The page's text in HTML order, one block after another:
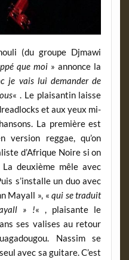
(du groupe Djmawi
que moi» annonce la
je vais lui demander de
« . Le plaisantin laisse
et aux yeux mi-
La première est
version reggae, qu’on
d’Afrique Noire si on
deuxième mêle avec
s’installe un duo avec
Mayall », «qui se traduit
» !« , plaisante le
ses valises au retour
Nassim se
avec sa guitare. C’est